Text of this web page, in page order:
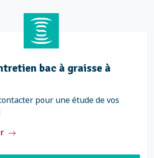
bac à graisse à
pour une étude de vos